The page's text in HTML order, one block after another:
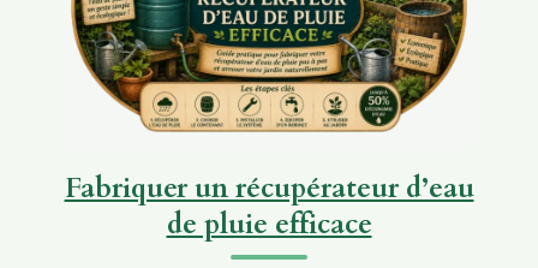
Fabriquer un récupérateur d’eau
de pluie efficace